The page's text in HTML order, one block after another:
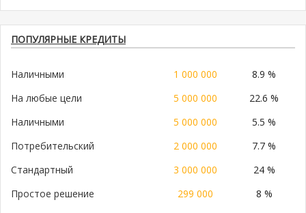
ПОПУЛЯРНЫЕ КРЕДИТЫ
Наличными 1 000 000
8.9 %
На любые цели
5 000 000
22.6 %
Наличными
5 000 000
5.5 %
Потребительский
2 000 000
7.7 %
Стандартный
3 000 000
24 %
Простое решение
299 000 8 %